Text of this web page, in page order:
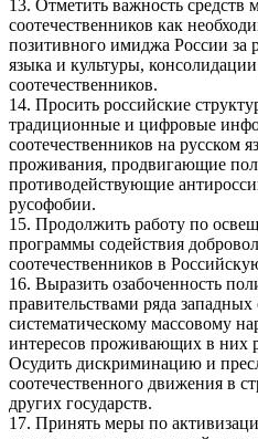
13. Отметить важность средств
соотечественников как
позитивного имиджа России за
языка и культуры,
соотечественников.
14. Просить российские
традиционные и цифровые
соотечественников на русском
проживания, продвигающие
противодействующие
русофобии.
15. Продолжить работу по
программы содействия
соотечественников в
16. Выразить озабоченность
правительствами ряда
систематическому массовому
интересов проживающих в них
Осудить дискриминацию и
соотечественного движения в
других государств.
17. Принять меры по